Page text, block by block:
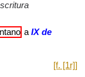
aIX de
[f. [1r]]